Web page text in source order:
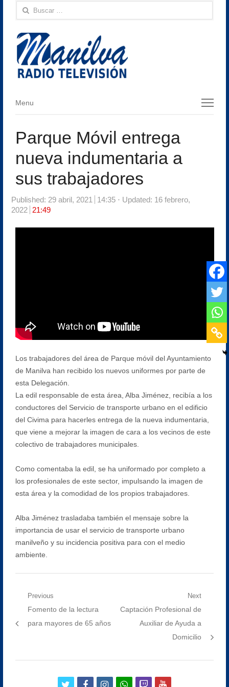
Buscar:
Menu
Menu
Parque Móvil entrega
nueva indumentaria a
sus trabajadores
Published: 29 abril, 2021 14:35
Updated: 16 febrero,
2022
21:49
Los trabajadores del área de Parque móvil del Ayuntamiento
de Manilva han recibido los nuevos uniformes por parte de
esta Delegación.
La edil responsable de esta área, Alba Jiménez, recibía a los
conductores del Servicio de transporte urbano en el edificio
del Civima para hacerles entrega de la nueva indumentaria,
que viene a mejorar la imagen de cara a los vecinos de este
colectivo de trabajadores municipales.
Como comentaba la edil, se ha uniformado por completo a
los profesionales de este sector, impulsando la imagen de
esta área y la comodidad de los propios trabajadores.
Alba Jiménez trasladaba también el mensaje sobre la
importancia de usar el servicio de transporte urbano
manilveño y su incidencia positiva para con el medio
ambiente.
Navegación
Previous
Previous
post:
Fomento de la lectura
para mayores de 65 años
Next
Next
Captación Profesional de
Auxiliar de Ayuda a
Domicilio
twitterfacebookinstagramwhatsapp
twitchyoutube